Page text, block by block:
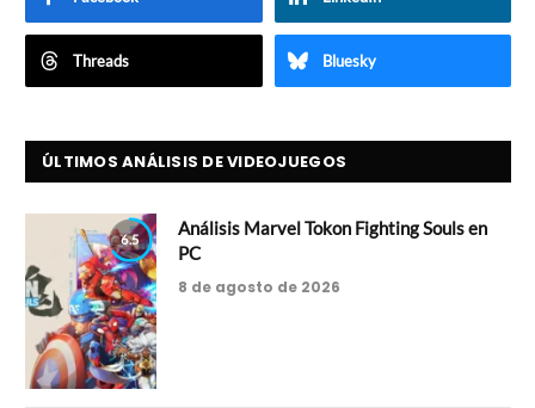
Threads Bluesky
ÚLTIMOS ANÁLISIS DE VIDEOJUEGOS
6.5
Análisis Marvel Tokon Fighting Souls en
PC
8 de agosto de 2026